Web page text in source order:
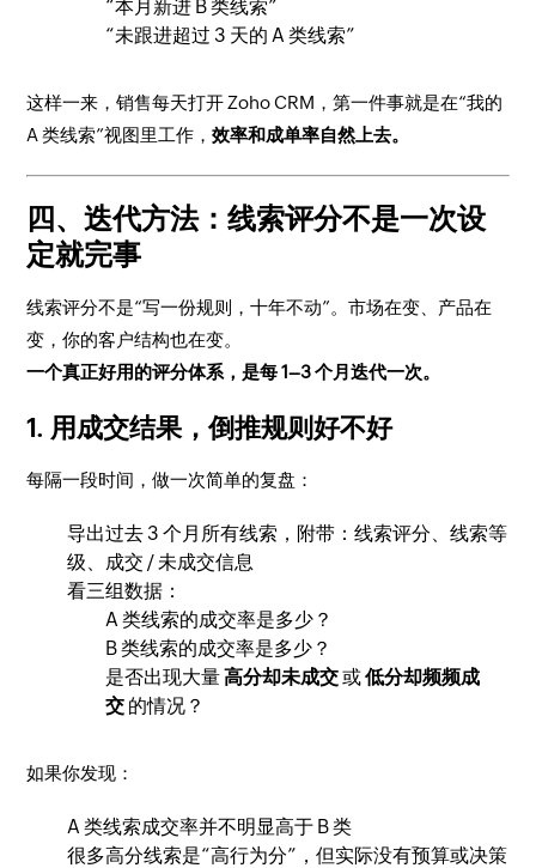
“本月新进 B 类线索”
“未跟进超过 3 天的 A 类线索”
这样一来，销售每天打开 Zoho CRM，第一件事就是在“我的
A 类线索”视图里工作，效率和成单率自然上去。
四、迭代方法：线索评分不是一次设
定就完事
线索评分不是“写一份规则，十年不动”。市场在变、产品在
变，你的客户结构也在变。
一个真正好用的评分体系，是每 1–3 个月迭代一次。
1. 用成交结果，倒推规则好不好
每隔一段时间，做一次简单的复盘：
导出过去 3 个月所有线索，附带：线索评分、线索等
级、成交 / 未成交信息
看三组数据：
A 类线索的成交率是多少？
B 类线索的成交率是多少？
是否出现大量高分却未成交或低分却频频成
交 的情况？
如果你发现：
A 类线索成交率并不明显高于 B 类
很多高分线索是“高行为分”，但实际没有预算或决策